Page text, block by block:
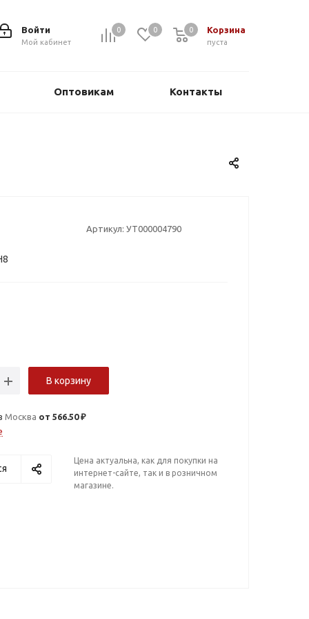
0 0 Корзина
0
пуста
0
Войти
Мой кабинет
Оптовикам Контакты
Артикул: УТ000004790
В корзину
Москва от 566.50 ₽
Цена актуальна, как для покупки на
интернет-сайте, так и в розничном
магазине.